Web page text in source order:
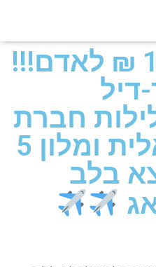
החל מ- 1590 ₪ לאדם!!!
דיל
ל-4 לילות חברת
תעופה ישראלית ומלון 5
בלב